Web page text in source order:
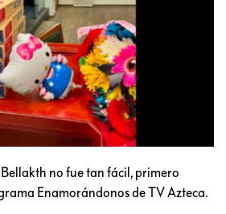
no fue tan fácil, primero
Enamorándonos de TV Azteca.